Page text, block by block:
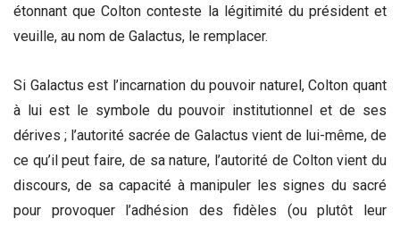
étonnant que Colton conteste la légitimité du président et
veuille, au nom de Galactus, le remplacer.
Si Galactus est l’incarnation du pouvoir naturel, Colton quant
à lui est le symbole du pouvoir institutionnel et de ses
dérives ; l’autorité sacrée de Galactus vient de lui-même, de
ce qu’il peut faire, de sa nature, l’autorité de Colton vient du
discours, de sa capacité à manipuler les signes du sacré
pour provoquer l’adhésion des fidèles (ou plutôt leur